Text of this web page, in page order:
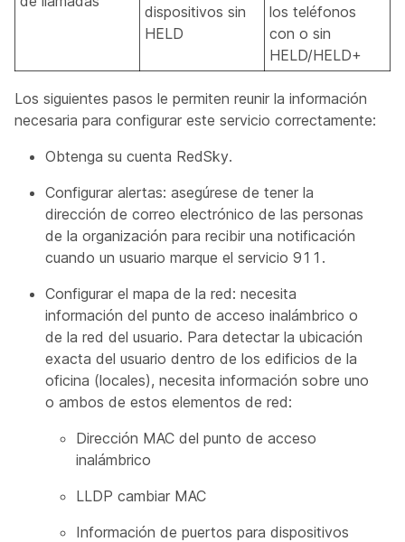
dispositivos sin
HELD
los teléfonos
con o sin
HELD/HELD+
Los siguientes pasos le permiten reunir la información
necesaria para configurar este servicio correctamente:
Obtenga su cuenta RedSky.
Configurar alertas: asegúrese de tener la
dirección de correo electrónico de las personas
de la organización para recibir una notificación
cuando un usuario marque el servicio 911.
Configurar el mapa de la red: necesita
información del punto de acceso inalámbrico o
de la red del usuario. Para detectar la ubicación
exacta del usuario dentro de los edificios de la
oficina (locales), necesita información sobre uno
o ambos de estos elementos de red:
Dirección MAC del punto de acceso
inalámbrico
LLDP cambiar MAC
Información de puertos para dispositivos